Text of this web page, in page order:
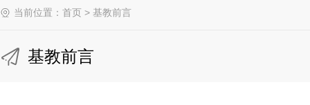
当前位置： 首页 > 基教前言
基教前言